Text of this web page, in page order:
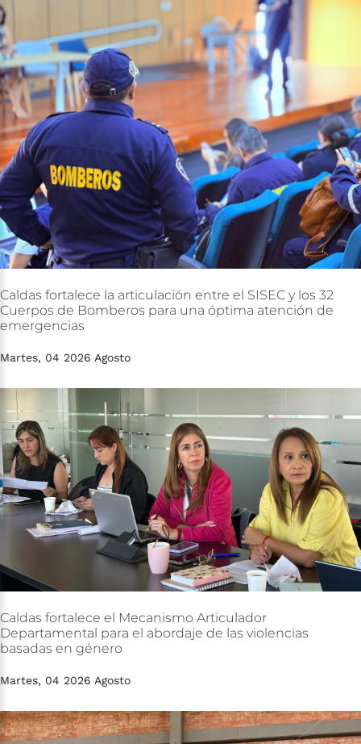
Caldas fortalece la articulación entre el SISEC y los 32
Cuerpos de Bomberos para una óptima atención de
emergencias
Martes, 04 2026 Agosto
Caldas fortalece el Mecanismo Articulador
Departamental para el abordaje de las violencias
basadas en género
Martes, 04 2026 Agosto